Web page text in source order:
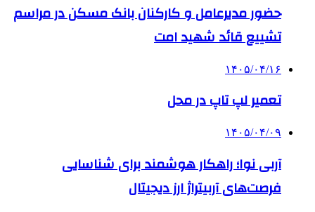
حضور مدیرعامل و کارکنان بانک مسکن در مراسم
تشییع قائد شهید امت
۱۴۰۵/۰۴/۱۶
تعمیر لپ تاپ در محل
۱۴۰۵/۰۴/۰۹
آربی نوا؛ راهکار هوشمند برای شناسایی
فرصت‌های آربیتراژ ارز دیجیتال